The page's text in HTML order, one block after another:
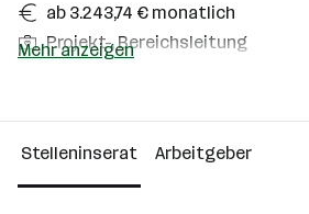
ab 3.243,74 € monatlich
Projekt-, Bereichsleitung
Über das Unternehmen
51 - 100 Mitarbeiter*innen
Mehr anzeigen
Stelleninserat Arbeitgeber